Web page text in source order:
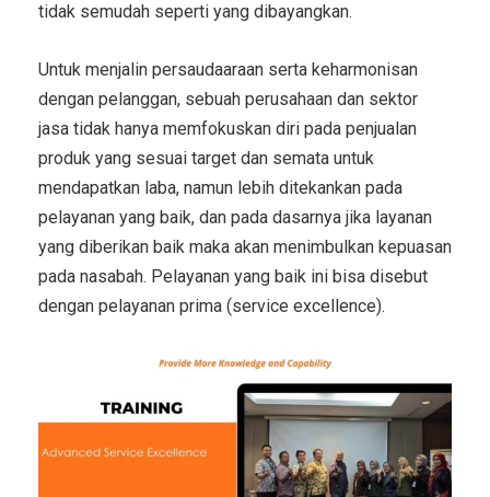
tidak semudah seperti yang dibayangkan.
Untuk menjalin persaudaaraan serta keharmonisan
dengan pelanggan, sebuah perusahaan dan sektor
jasa tidak hanya memfokuskan diri pada penjualan
produk yang sesuai target dan semata untuk
mendapatkan laba, namun lebih ditekankan pada
pelayanan yang baik, dan pada dasarnya jika layanan
yang diberikan baik maka akan menimbulkan kepuasan
pada nasabah. Pelayanan yang baik ini bisa disebut
dengan pelayanan prima (service excellence).